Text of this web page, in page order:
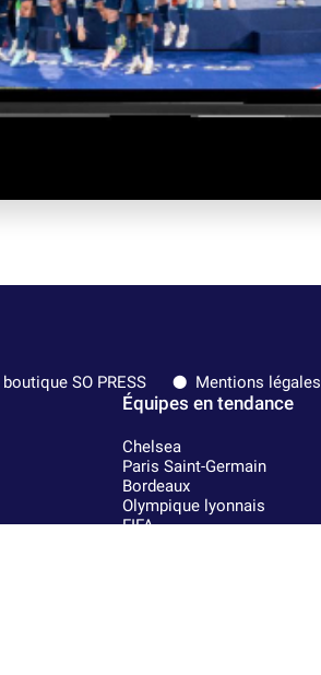
boutique SO PRESS Mentions légales
Équipes en tendance
Chelsea
Paris Saint-Germain
Bordeaux
Olympique lyonnais
FIFA